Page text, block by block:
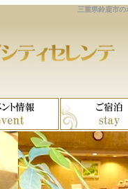
三重県鈴鹿市